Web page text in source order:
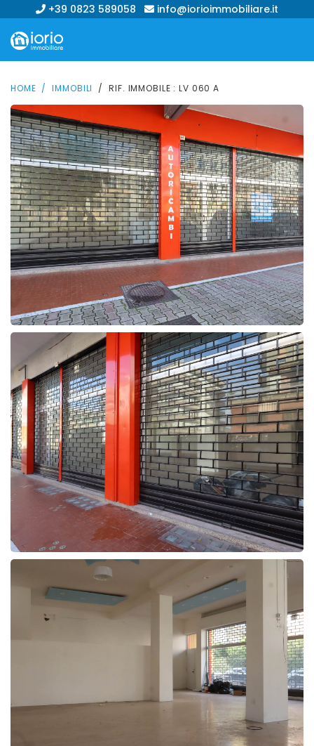
+39 0823 589058 info@iorioimmobiliare.it
HOME IMMOBILI RIF. IMMOBILE : LV 060 A